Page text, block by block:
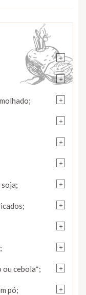
+
+
+
+
+
+
+
soja;
+
+
+
+
ou cebola*;
+
pó;